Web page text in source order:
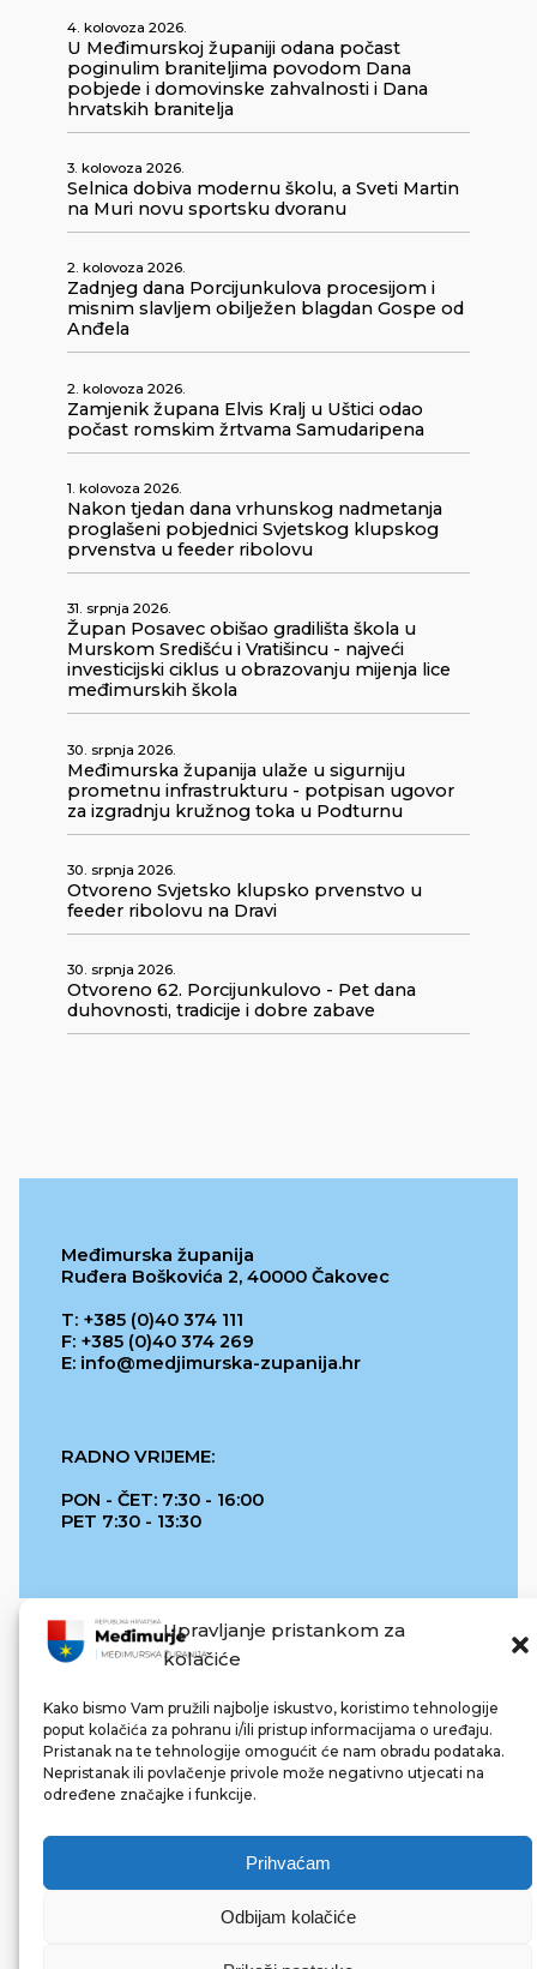
Upravljanje pristankom za
kolačiće
Kako bismo Vam pružili najbolje iskustvo, koristimo tehnologije
poput kolačića za pohranu i/ili pristup informacijama o uređaju.
Pristanak na te tehnologije omogućit će nam obradu podataka.
Nepristanak ili povlačenje privole može negativno utjecati na
određene značajke i funkcije.
Prihvaćam
Odbijam kolačiće
4. kolovoza 2026.
U Međimurskoj županiji odana počast
poginulim braniteljima povodom Dana
pobjede i domovinske zahvalnosti i Dana
hrvatskih branitelja
3. kolovoza 2026.
Selnica dobiva modernu školu, a Sveti Martin
na Muri novu sportsku dvoranu
2. kolovoza 2026.
Zadnjeg dana Porcijunkulova procesijom i
misnim slavljem obilježen blagdan Gospe od
Anđela
2. kolovoza 2026.
Zamjenik župana Elvis Kralj u Uštici odao
počast romskim žrtvama Samudaripena
1. kolovoza 2026.
Nakon tjedan dana vrhunskog nadmetanja
proglašeni pobjednici Svjetskog klupskog
prvenstva u feeder ribolovu
31. srpnja 2026.
Župan Posavec obišao gradilišta škola u
Murskom Središću i Vratišincu - najveći
investicijski ciklus u obrazovanju mijenja lice
međimurskih škola
30. srpnja 2026.
Međimurska županija ulaže u sigurniju
prometnu infrastrukturu - potpisan ugovor
za izgradnju kružnog toka u Podturnu
30. srpnja 2026.
Otvoreno Svjetsko klupsko prvenstvo u
feeder ribolovu na Dravi
30. srpnja 2026.
Otvoreno 62. Porcijunkulovo - Pet dana
duhovnosti, tradicije i dobre zabave
Međimurska županija
Ruđera Boškovića 2, 40000 Čakovec
T: +385 (0)40 374 111
F: +385 (0)40 374 269
E: info@medjimurska-zupanija.hr
RADNO VRIJEME:
PON - ČET: 7:30 - 16:00
PET 7:30 - 13:30
REPUBLIKA HRVATSKA
© 2022 Međimurska županija. Sva prava pridržana.